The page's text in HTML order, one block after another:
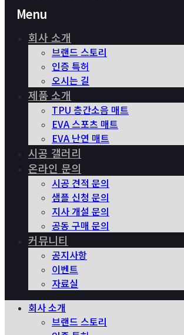
Menu
회사 소개
브랜드 스토리
인증 특허
오시는 길
제품 소개
TPU 층간소음 매트
EVA 스포츠 매트
EVA 난연 매트
시공 갤러리
온라인 문의
시공 견적 문의
샘플 신청 문의
지사 개설 문의
공동 구매 문의
커뮤니티
공지사항
이벤트
자료실
회사 소개
브랜드 스토리